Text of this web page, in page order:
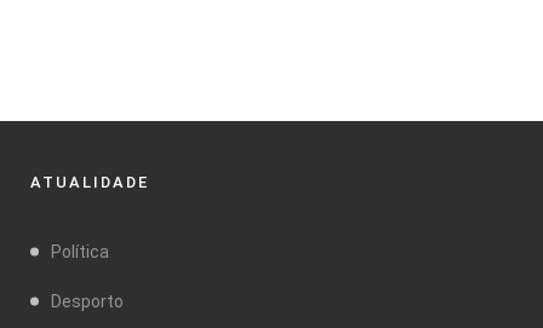
ATUALIDADE
Política
Desporto